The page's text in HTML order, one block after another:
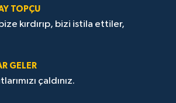
TOPÇU
kırdırıp, bizi istila ettiler,
GELER
çaldınız.